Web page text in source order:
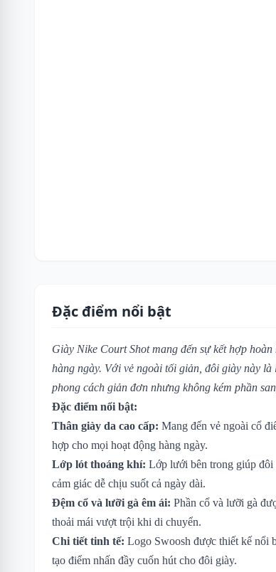
Đặc điểm nổi bật
Giày Nike Court Shot mang đến sự kết hợp
hàng ngày. Với vẻ ngoài tối giản, đôi giày này
phong cách giản đơn nhưng không kém phần
Đặc điểm nổi bật:
Thân giày da cao cấp: Mang đến vẻ ngoài cổ
hợp cho mọi hoạt động hàng ngày.
Lớp lót thoáng khí: Lớp lưới bên trong giúp đôi
cảm giác dễ chịu suốt cả ngày dài.
Đệm cổ và lưỡi gà êm ái: Phần cổ và lưỡi gà
thoải mái vượt trội khi di chuyển.
Chi tiết tinh tế: Logo Swoosh được thiết kế nổi
tạo điểm nhấn đầy cuốn hút cho đôi giày.